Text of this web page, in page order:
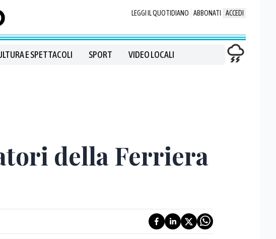
LEGGI IL QUOTIDIANO ABBONATI ACCEDI
E SPETTACOLI SPORT VIDEO LOCALI
della Ferriera